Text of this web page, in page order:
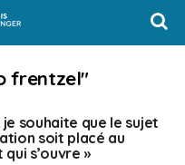
frentzel"
souhaite que le sujet
soit placé au
s’ouvre »